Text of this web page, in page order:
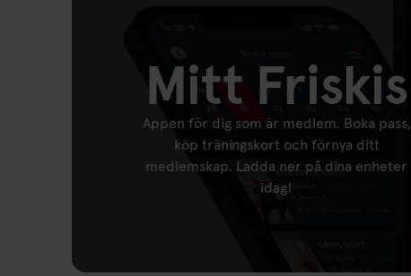
Mitt Friskis
Appen för dig som är medlem. Boka pass,
köp träningskort och förnya ditt
medlemskap. Ladda ner på dina enheter
idag!